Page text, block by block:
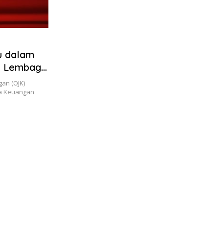
dalam
Lembaga
(OJK)
Keuangan